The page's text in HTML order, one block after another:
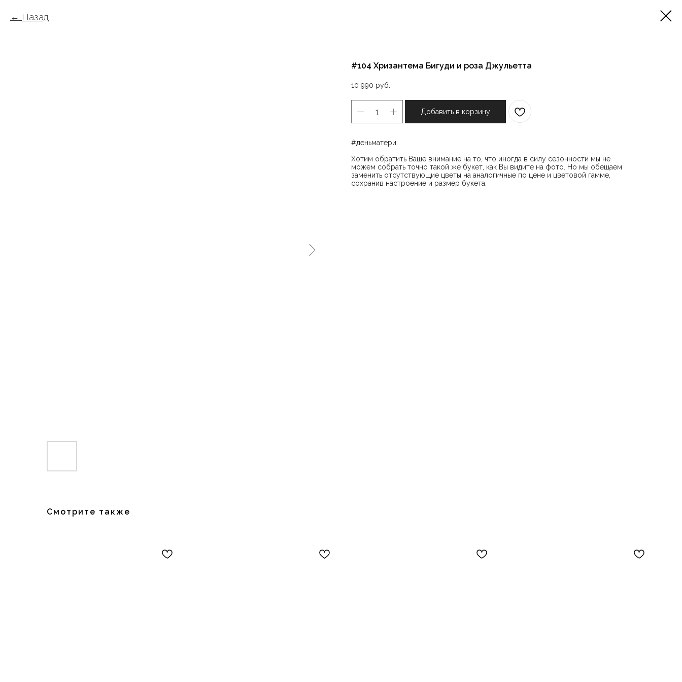
Назад
#104 Хризантема Бигуди и роза Джульетта
10 990 руб.
Добавить в корзину
#деньматери
Хотим обратить Ваше внимание на то, что иногда в силу сезонности мы не
можем собрать точно такой же букет, как Вы видите на фото. Но мы обещаем
заменить отсутствующие цветы на аналогичные по цене и цветовой гамме,
сохранив настроение и размер букета.
Смотрите также